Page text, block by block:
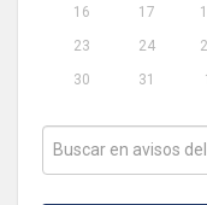
16
17
23
24
30
31 1